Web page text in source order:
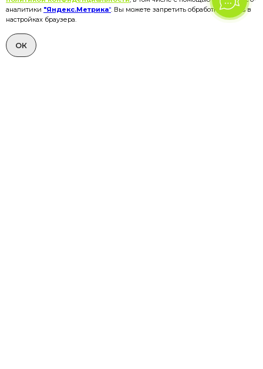
аналитики "Яндекс.Метрика". Вы можете запретить обработку cookies в
настройках браузера.
ОК